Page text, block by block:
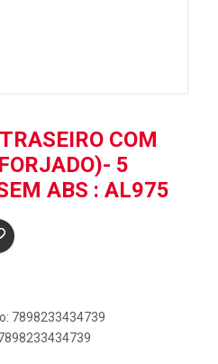
COM
5
ABS : AL975
7898233434739